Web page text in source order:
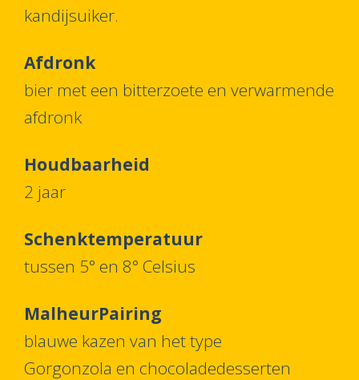
kandijsuiker.
Afdronk
bier met een bitterzoete en verwarmende
afdronk
Houdbaarheid
2 jaar
Schenktemperatuur
tussen 5° en 8° Celsius
MalheurPairing
blauwe kazen van het type
Gorgonzola en chocoladedesserten